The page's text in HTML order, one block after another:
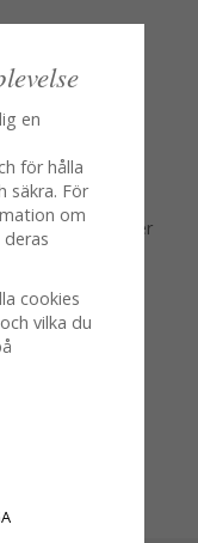
vatten 2-3minuter
en
för hålla
säkra. För
om
cookies
vilka du